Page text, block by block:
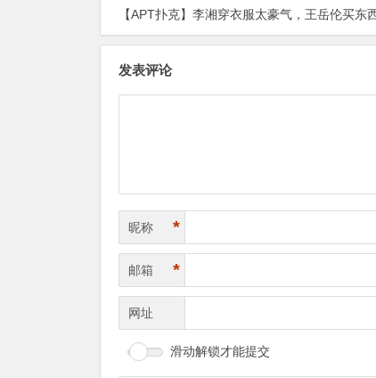
【APT扑克】李湘穿衣服太豪气，王岳伦买东西看老婆脸色家庭
发表评论
昵称 *
邮箱 *
网址
滑动解锁才能提交